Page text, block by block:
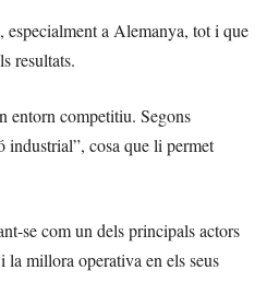
especialment a Alemanya, tot i que
resultats.
entorn competitiu. Segons
industrial”, cosa que li permet
se com un dels principals actors
la millora operativa en els seus